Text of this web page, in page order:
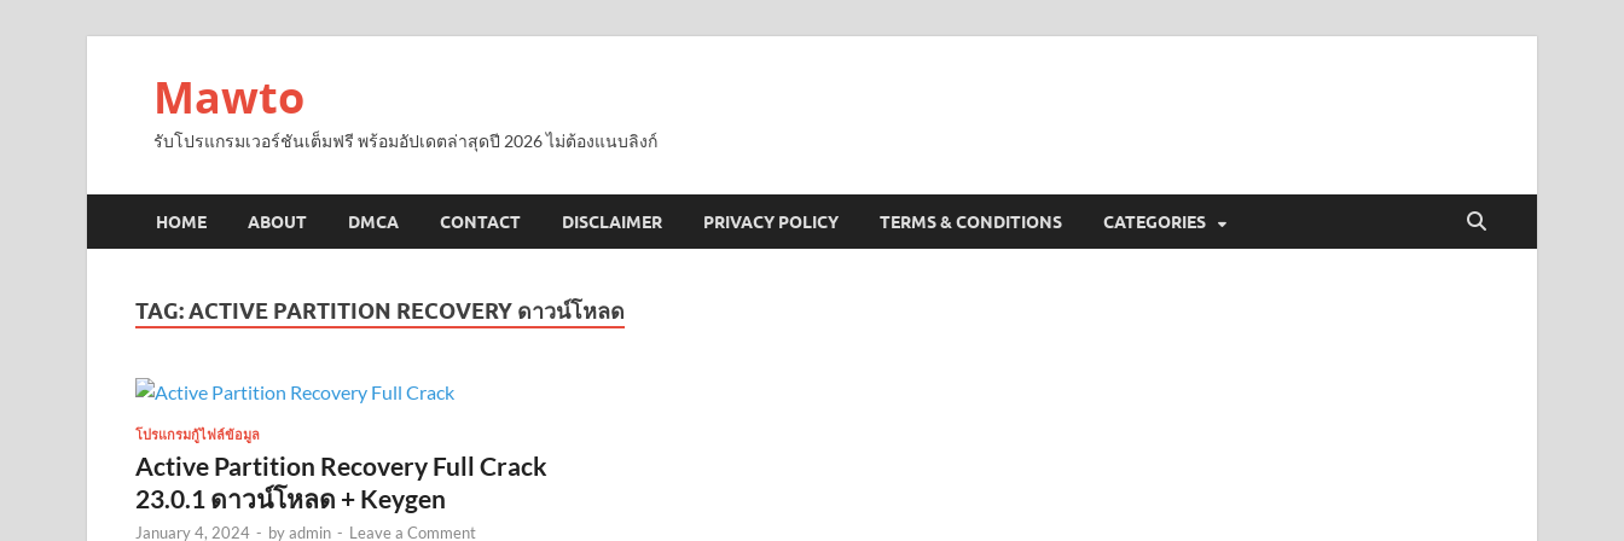
Mawto
รับโปรแกรมเวอร์ชันเต็มฟรี พร้อมอัปเดตล่าสุดปี 2026 ไม่ต้องแนบลิงก์
HOME ABOUT DMCA CONTACT DISCLAIMER PRIVACY POLICY TERMS & CONDITIONS CATEGORIES
TAG:ACTIVE PARTITION RECOVERY ดาวน์โหลด
โปรแกรมกู้ไฟล์ข้อมูล
Active Partition Recovery Full Crack
23.0.1 ดาวน์โหลด + Keygen
January 4, 2024 - byadmin - Leave a Comment